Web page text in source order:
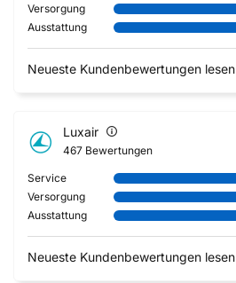
Versorgung
Ausstattung
Neueste Kundenbewertungen lesen
Luxair
467 Bewertungen
Service
Versorgung
Ausstattung
Neueste Kundenbewertungen lesen